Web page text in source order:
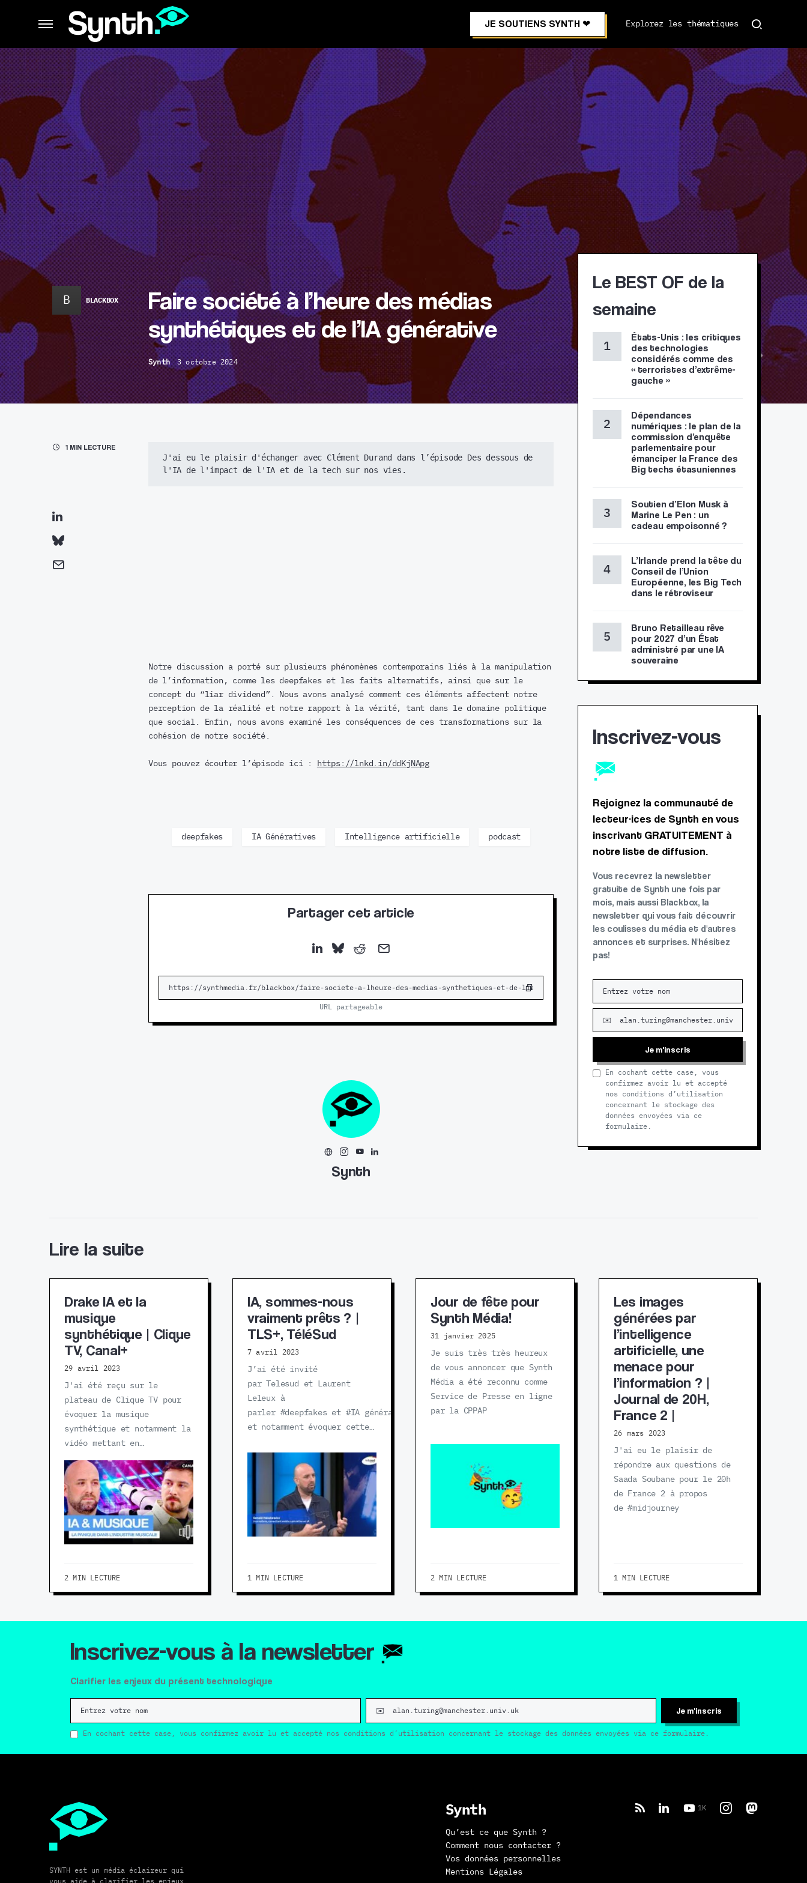
JE SOUTIENS SYNTH ❤︎ Explorez les thématiques
B BLACKBOX
Faire société à l’heure des médias
synthétiques et de l’IA générative
Synth 3 octobre 2024
1 MIN LECTURE
J'ai eu le plaisir d'échanger avec Clément Durand dans l’épisode Des dessous de
l'IA de l'impact de l'IA et de la tech sur nos vies.
Notre discussion a porté sur plusieurs phénomènes contemporains liés à la manipulation
de l’information, comme les deepfakes et les faits alternatifs, ainsi que sur le
concept du “liar dividend”. Nous avons analysé comment ces éléments affectent notre
perception de la réalité et notre rapport à la vérité, tant dans le domaine politique
que social. Enfin, nous avons examiné les conséquences de ces transformations sur la
cohésion de notre société.
Vous pouvez écouter l’épisode ici : https://lnkd.in/ddKjNApg
deepfakes IA Génératives Intelligence artificielle podcast
Partager cet article
URL partageable
Synth
Le BEST OF de la
semaine
États-Unis : les critiques
des technologies
considérés comme des
« terroristes d’extrême-
gauche »
Dépendances
numériques : le plan de la
commission d’enquête
parlementaire pour
émanciper la France des
Big techs étasuniennes
Soutien d’Elon Musk à
Marine Le Pen : un
cadeau empoisonné ?
L’Irlande prend la tête du
Conseil de l’Union
Européenne, les Big Tech
dans le rétroviseur
Bruno Retailleau rêve
pour 2027 d’un État
administré par une IA
souveraine
Inscrivez-vous
Rejoignez la communauté de
lecteur·ices de Synth en vous
inscrivant GRATUITEMENT à
notre liste de diffusion.
Vous recevrez la newsletter
gratuite de Synth une fois par
mois, mais aussi Blackbox, la
newsletter qui vous fait découvrir
les coulisses du média et d'autres
annonces et surprises. N'hésitez
pas!
Je m'inscris
En cochant cette case, vous
confirmez avoir lu et accepté
nos conditions d’utilisation
concernant le stockage des
données envoyées via ce
formulaire.
Lire la suite
Drake IA et la
musique
synthétique | Clique
TV, Canal+
29 avril 2023
J'ai été reçu sur le
plateau de Clique TV pour
évoquer la musique
synthétique et notamment la
vidéo mettant en…
2 MIN LECTURE
IA, sommes-nous
vraiment prêts ? |
TLS+, TéléSud
7 avril 2023
J’ai été invité
par Telesud et Laurent
Leleux à
parler #deepfakes et #IA génératives
et notamment évoquer cette…
1 MIN LECTURE
Jour de fête pour
Synth Média!
31 janvier 2025
Je suis très très heureux
de vous annoncer que Synth
Média a été reconnu comme
Service de Presse en ligne
par la CPPAP
2 MIN LECTURE
Les images
générées par
l’intelligence
artificielle, une
menace pour
l’information ? |
Journal de 20H,
France 2 |
26 mars 2023
J'ai eu le plaisir de
répondre aux questions de
Saada Soubane pour le 20h
de France 2 à propos
de #midjourney
1 MIN LECTURE
Inscrivez-vous à la newsletter
Clarifier les enjeux du présent technologique
Je m'inscris
En cochant cette case, vous confirmez avoir lu et accepté nos conditions d’utilisation concernant le stockage des données envoyées via ce formulaire.
SYNTH est un média éclaireur qui
vous aide à clarifier les enjeux
Synth
Qu’est ce que Synth ?
Comment nous contacter ?
Vos données personnelles
Mentions Légales
1K